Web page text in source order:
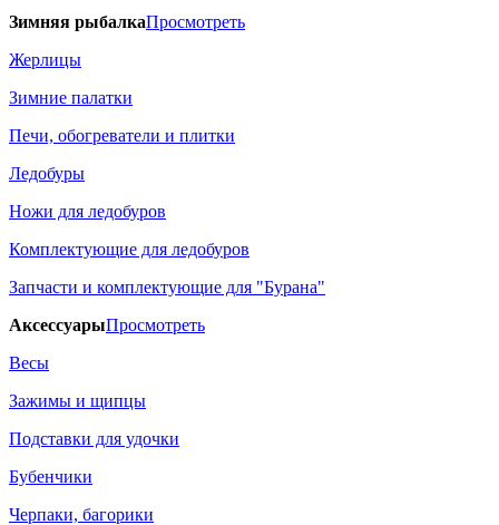
Зимняя рыбалкаПросмотреть
Жерлицы
Зимние палатки
Печи, обогреватели и плитки
Ледобуры
Ножи для ледобуров
Комплектующие для ледобуров
Запчасти и комплектующие для "Бурана"
АксессуарыПросмотреть
Весы
Зажимы и щипцы
Подставки для удочки
Бубенчики
Черпаки, багорики